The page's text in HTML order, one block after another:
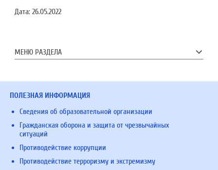
Дата: 26.05.2022
МЕНЮ РАЗДЕЛА
ПОЛЕЗНАЯ ИНФОРМАЦИЯ
Сведения об образовательной организации
Гражданская оборона и защита от чрезвычайных
ситуаций
Противодействие коррупции
Противодействие терроризму и экстремизму